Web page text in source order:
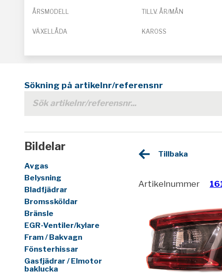
ÅRSMODELL TILLV. ÅR/MÅN
VÄXELLÅDA KAROSS
Sökning på artikelnr/referensnr
Bildelar
Avgas
Belysning
Bladfjädrar
Bromssköldar
Bränsle
EGR-Ventiler/kylare
Fram / Bakvagn
Fönsterhissar
Gasfjädrar / Elmotor
baklucka
Tillbaka
Artikelnummer